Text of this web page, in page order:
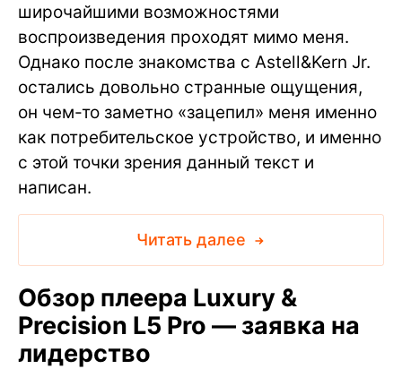
широчайшими возможностями
воспроизведения проходят мимо меня.
Однако после знакомства с Astell&Kern Jr.
остались довольно странные ощущения,
он чем-то заметно «зацепил» меня именно
как потребительское устройство, и именно
с этой точки зрения данный текст и
написан.
Читать далее
Обзор плеера Luxury &
Precision L5 Pro — заявка на
лидерство